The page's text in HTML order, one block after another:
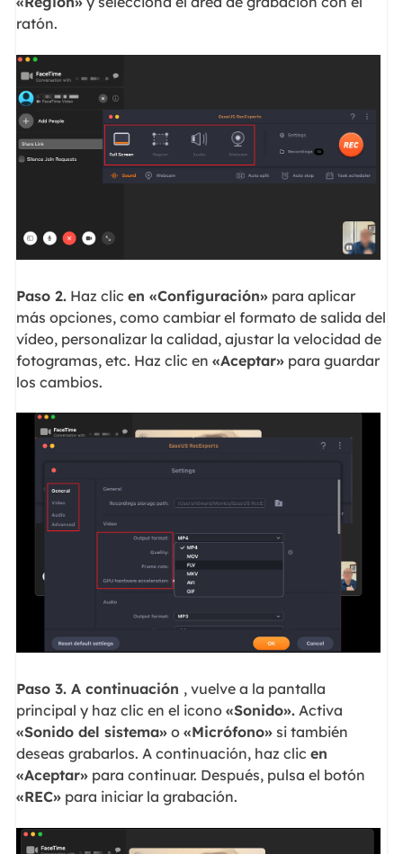
ratón.
Paso 2.Haz clic en «Configuración»para aplicar
más opciones, como cambiar el formato de salida del
vídeo, personalizar la calidad, ajustar la velocidad de
fotogramas, etc. Haz clic en «Aceptar»para guardar
los cambios.
Paso 3. A continuación , vuelve a la pantalla
principal y haz clic en el icono «Sonido».Activa
«Sonido del sistema»o «Micrófono»si también
deseas grabarlos. A continuación, haz clic en
«Aceptar»para continuar. Después, pulsa el botón
«REC»para iniciar la grabación.